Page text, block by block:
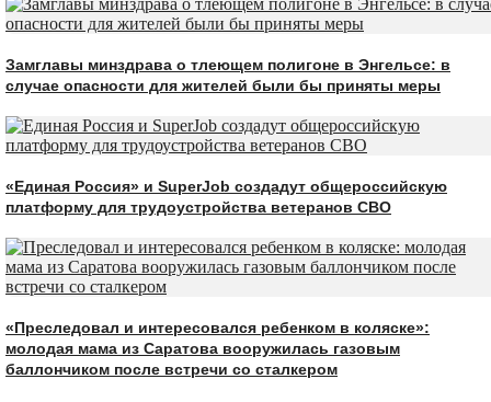
Замглавы минздрава о тлеющем полигоне в Энгельсе: в
случае опасности для жителей были бы приняты меры
«Единая Россия» и SuperJob создадут общероссийскую
платформу для трудоустройства ветеранов СВО
«Преследовал и интересовался ребенком в коляске»:
молодая мама из Саратова вооружилась газовым
баллончиком после встречи со сталкером